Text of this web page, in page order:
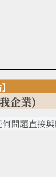
企業)
問題直接